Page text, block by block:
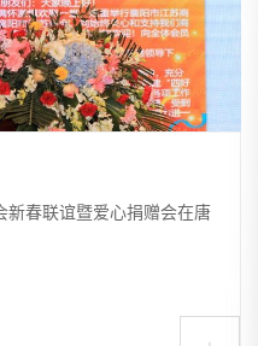
新春联谊暨爱心捐赠会在唐